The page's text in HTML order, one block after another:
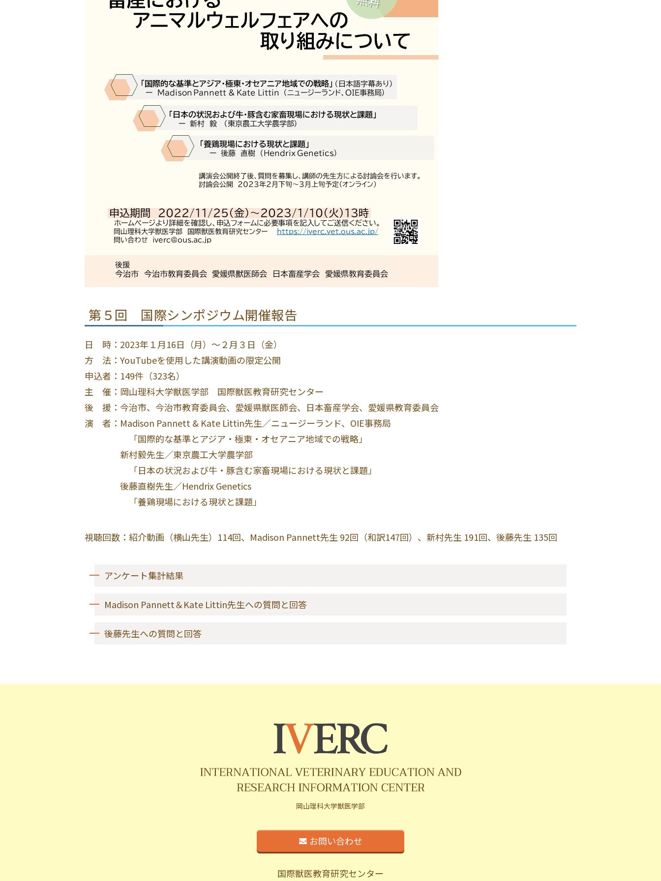
第５回 国際シンポジウム開催報告
日 時：2023年１月16日（月）～２月３日（金）
方 法：YouTubeを使用した講演動画の限定公開
申込者：149件（323名）
主 催：岡山理科大学獣医学部 国際獣医教育研究センター
後 援：今治市、今治市教育委員会、愛媛県獣医師会、日本畜産学会、愛媛県教育委員会
演 者：Madison Pannett & Kate Littin先生／ニュージーランド、OIE事務局
「国際的な基準とアジア・極東・オセアニア地域での戦略」
新村毅先生／東京農工大学農学部
「日本の状況および牛・豚含む家畜現場における現状と課題」
後藤直樹先生／Hendrix Genetics
「養鶏現場における現状と課題」
視聴回数：紹介動画（横山先生）114回、Madison Pannett先生 92回（和訳147回）、新村先生 191回、後藤先生 135回
アンケート集計結果
Madison Pannett＆Kate Littin先生への質問と回答
後藤先生への質問と回答
岡山理科大学獣医学部
お問い合わせ
国際獣医教育研究センター